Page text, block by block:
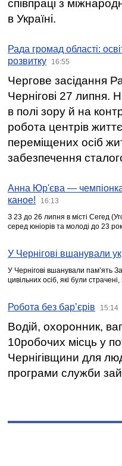
співпраці з
в Україні.
Рада громад області:
розвитку
16:55
Чергове засідання
Чернігові 27 липня.
в полі зору й на
робота центрів
переміщених осіб
забезпечення
Анна Юр'єва — чемпіонка
каное!
16:13
З 23 до 26 липня в місті Сегед
серед юніорів та молоді до 23
У Чернігові вшанували
У Чернігові вшанували пам’ять
цивільних осіб, які були
Робота без бар’єрів 15:14
Водій, охоронник,
10робочих місць у
Чернігівщини для
програми служби